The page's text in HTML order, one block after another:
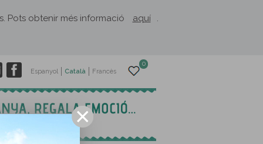
Pots obtenir més informació aquí .
0
Espanyol Català Francès